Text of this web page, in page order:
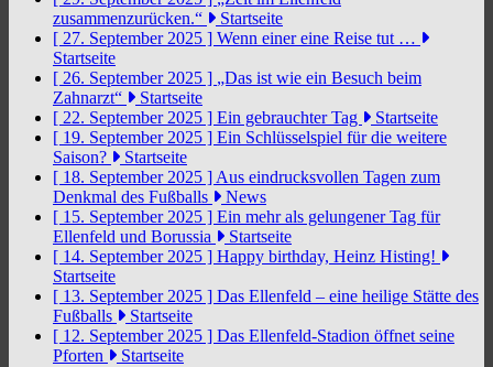
zusammenzurücken.“
Startseite
[ 27. September 2025 ] Wenn einer eine Reise tut …
Startseite
[ 26. September 2025 ] „Das ist wie ein Besuch beim
Zahnarzt“
Startseite
[ 22. September 2025 ] Ein gebrauchter Tag
Startseite
[ 19. September 2025 ] Ein Schlüsselspiel für die weitere
Saison?
Startseite
[ 18. September 2025 ] Aus eindrucksvollen Tagen zum
Denkmal des Fußballs
News
[ 15. September 2025 ] Ein mehr als gelungener Tag für
Ellenfeld und Borussia
Startseite
[ 14. September 2025 ] Happy birthday, Heinz Histing!
Startseite
[ 13. September 2025 ] Das Ellenfeld – eine heilige Stätte des
Fußballs
Startseite
[ 12. September 2025 ] Das Ellenfeld-Stadion öffnet seine
Pforten
Startseite